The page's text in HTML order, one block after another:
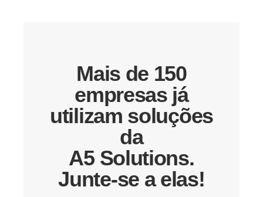
Mais de 150
empresas já
utilizam soluções
da
A5 Solutions.
Junte-se a elas!